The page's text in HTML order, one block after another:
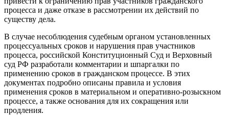
процесса и даже отказе в рассмотрении их действий по
существу дела.
В случае несоблюдения судебным органом установленных
процессуальных сроков и нарушения прав участников
процесса, российской Конституционный Суд и Верховный
суд РФ разработали комментарии и шпаргалки по
применению сроков в гражданском процессе. В этих
документах подробно описаны правила и условия
применения сроков в материальном и оперативно-розыскном
процессе, а также основания для их сокращения или
продления.